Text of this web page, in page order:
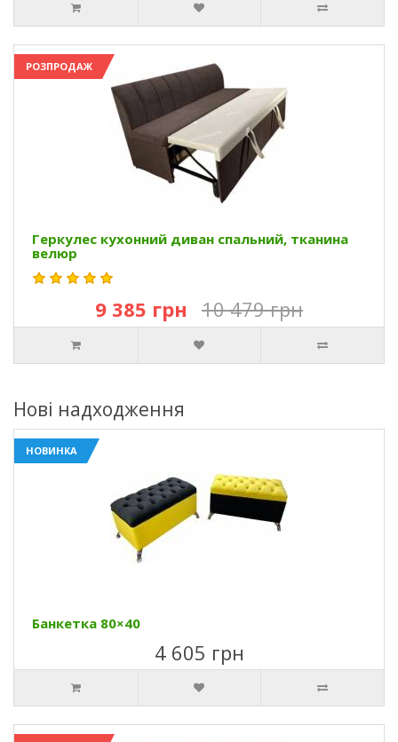
РОЗПРОДАЖ
Геркулес кухонний диван спальний, тканина
велюр
9 385 грн 10 479 грн
Нові надходження
НОВИНКА
Банкетка 80×40
4 605 грн